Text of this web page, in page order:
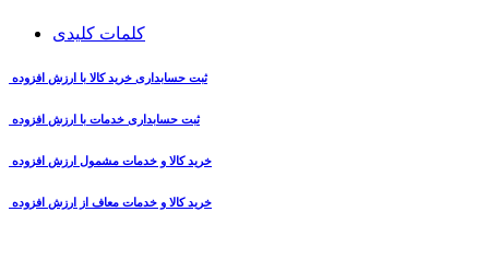
کلمات کلیدی
ثبت حسابداری خرید کالا با ارزش افزوده
ثبت حسابداری خدمات با ارزش افزوده
خرید کالا و خدمات مشمول ارزش افزوده
خرید کالا و خدمات معاف از ارزش افزوده